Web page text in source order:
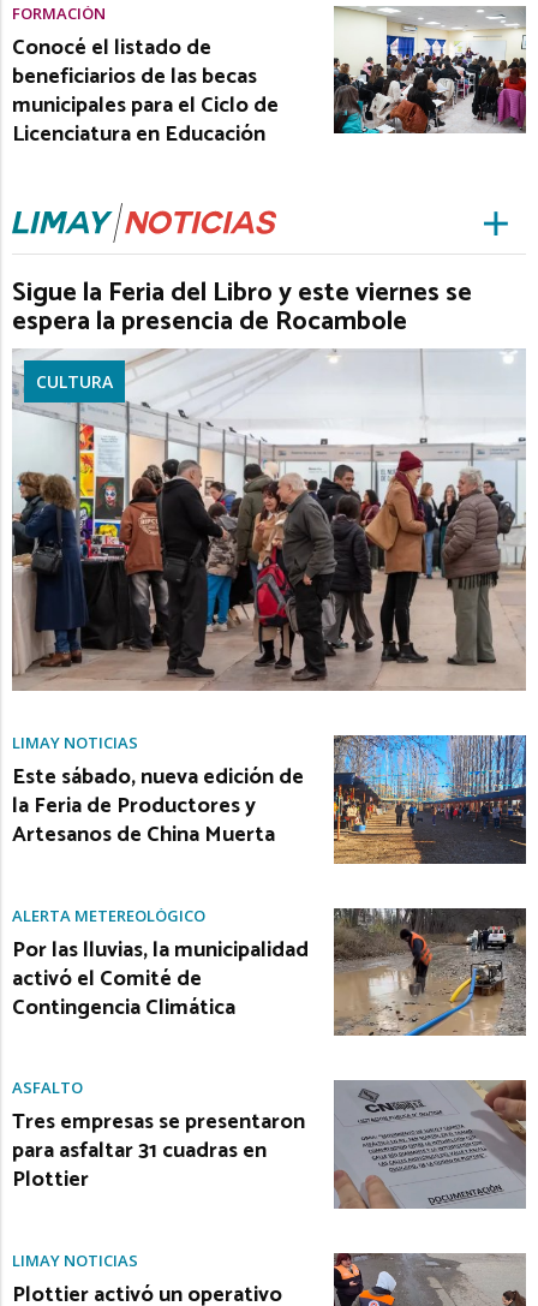
FORMACIÓN
Conocé el listado de
beneficiarios de las becas
municipales para el Ciclo de
Licenciatura en Educación
Sigue la Feria del Libro y este viernes se
espera la presencia de Rocambole
CULTURA
LIMAY NOTICIAS
Este sábado, nueva edición de
la Feria de Productores y
Artesanos de China Muerta
ALERTA METEREOLÓGICO
Por las lluvias, la municipalidad
activó el Comité de
Contingencia Climática
ASFALTO
Tres empresas se presentaron
para asfaltar 31 cuadras en
Plottier
LIMAY NOTICIAS
Plottier activó un operativo